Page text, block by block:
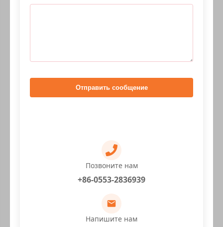
Отправить сообщение
Позвоните нам
+86-0553-2836939
Напишите нам